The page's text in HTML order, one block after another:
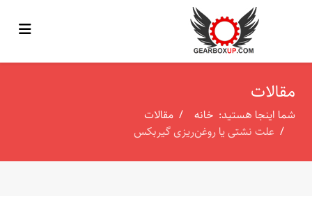
مقالات
شما اینجا هستید: خانه
مقالات
علت نشتی یا روغن‌ریزی گیربکس